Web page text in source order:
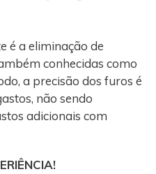
é a eliminação de
conhecidas como
a precisão dos furos é
não sendo
adicionais com